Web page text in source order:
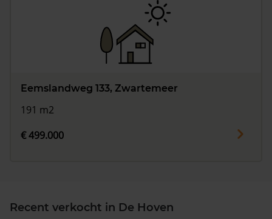
Eemslandweg 133, Zwartemeer
191 m2
€ 499.000
Recent verkocht in De Hoven